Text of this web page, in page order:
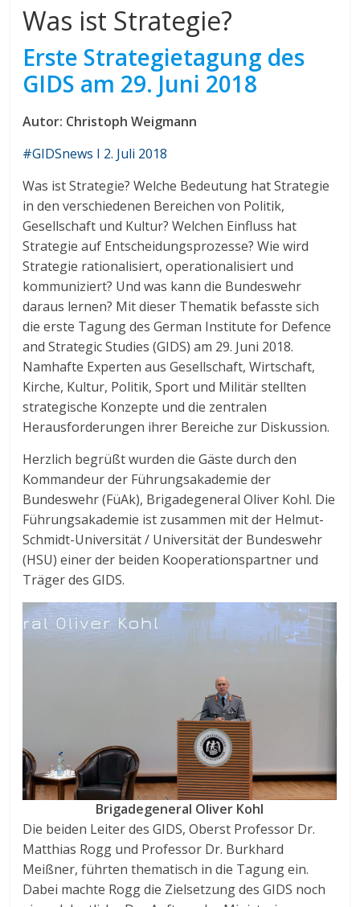
Was ist Strategie?
Erste Strategietagung des
GIDS am 29. Juni 2018
Autor: Christoph Weigmann
#GIDSnews I 2. Juli 2018
Was ist Strategie? Welche Bedeutung hat Strategie
in den verschiedenen Bereichen von Politik,
Gesellschaft und Kultur? Welchen Einfluss hat
Strategie auf Entscheidungsprozesse? Wie wird
Strategie rationalisiert, operationalisiert und
kommuniziert? Und was kann die Bundeswehr
daraus lernen? Mit dieser Thematik befasste sich
die erste Tagung des German Institute for Defence
and Strategic Studies (GIDS) am 29. Juni 2018.
Namhafte Experten aus Gesellschaft, Wirtschaft,
Kirche, Kultur, Politik, Sport und Militär stellten
strategische Konzepte und die zentralen
Herausforderungen ihrer Bereiche zur Diskussion.
Herzlich begrüßt wurden die Gäste durch den
Kommandeur der Führungsakademie der
Bundeswehr (FüAk), Brigadegeneral Oliver Kohl. Die
Führungsakademie ist zusammen mit der Helmut-
Schmidt-Universität / Universität der Bundeswehr
(HSU) einer der beiden Kooperationspartner und
Träger des GIDS.
Brigadegeneral Oliver Kohl
Die beiden Leiter des GIDS, Oberst Professor Dr.
Matthias Rogg und Professor Dr. Burkhard
Meißner, führten thematisch in die Tagung ein.
Dabei machte Rogg die Zielsetzung des GIDS noch